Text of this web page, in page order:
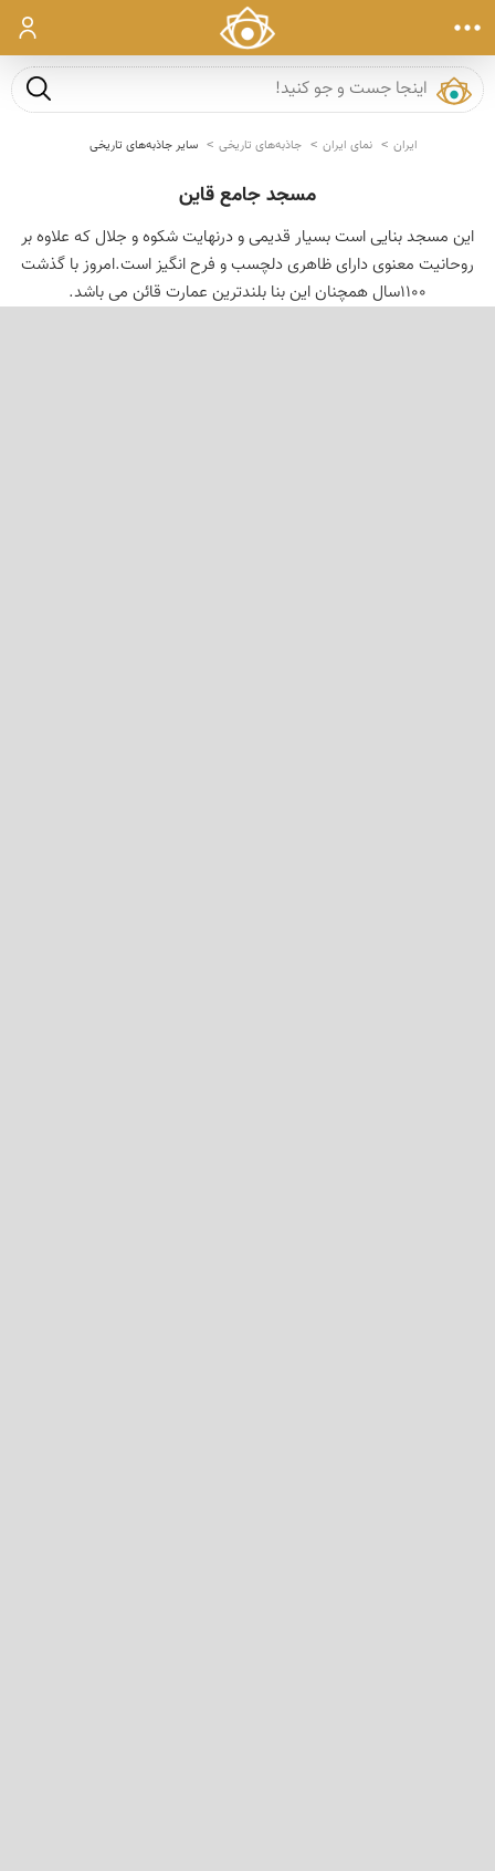
ورود
جست و
ایران نمای ایران جاذبه‌های تاریخی سایر جاذبه‌های تاریخی
مسجد جامع قاین
این مسجد بنایی است بسیار قدیمی و درنهایت شکوه و جلال که علاوه بر
روحانیت معنوی دارای ظاهری دلچسب و فرح انگیز است.امروز با گذشت
1100سال همچنان این بنا بلندترین عمارت قائن می باشد.